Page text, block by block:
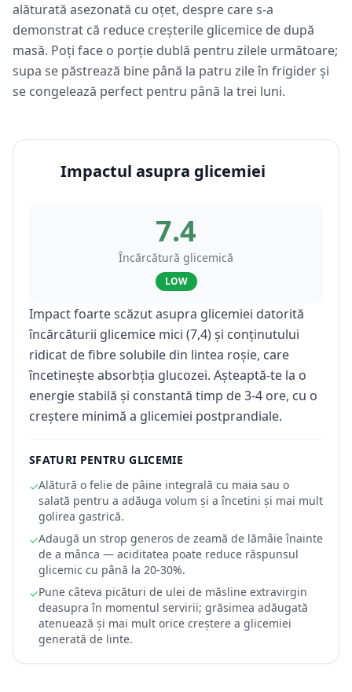
alăturată asezonată cu oțet, despre care s-a
demonstrat că reduce creșterile glicemice de după
masă. Poți face o porție dublă pentru zilele următoare;
supa se păstrează bine până la patru zile în frigider și
se congelează perfect pentru până la trei luni.
Impactul asupra glicemiei
7.4
Încărcătură glicemică
LOW
Impact foarte scăzut asupra glicemiei datorită
încărcăturii glicemice mici (7,4) și conținutului
ridicat de fibre solubile din lintea roșie, care
încetinește absorbția glucozei. Așteaptă-te la o
energie stabilă și constantă timp de 3-4 ore, cu o
creștere minimă a glicemiei postprandiale.
SFATURI PENTRU GLICEMIE
✓Alătură o felie de pâine integrală cu maia sau o
salată pentru a adăuga volum și a încetini și mai mult
golirea gastrică.
✓Adaugă un strop generos de zeamă de lămâie înainte
de a mânca — aciditatea poate reduce răspunsul
glicemic cu până la 20-30%.
✓Pune câteva picături de ulei de măsline extravirgin
deasupra în momentul servirii; grăsimea adăugată
atenuează și mai mult orice creștere a glicemiei
generată de linte.